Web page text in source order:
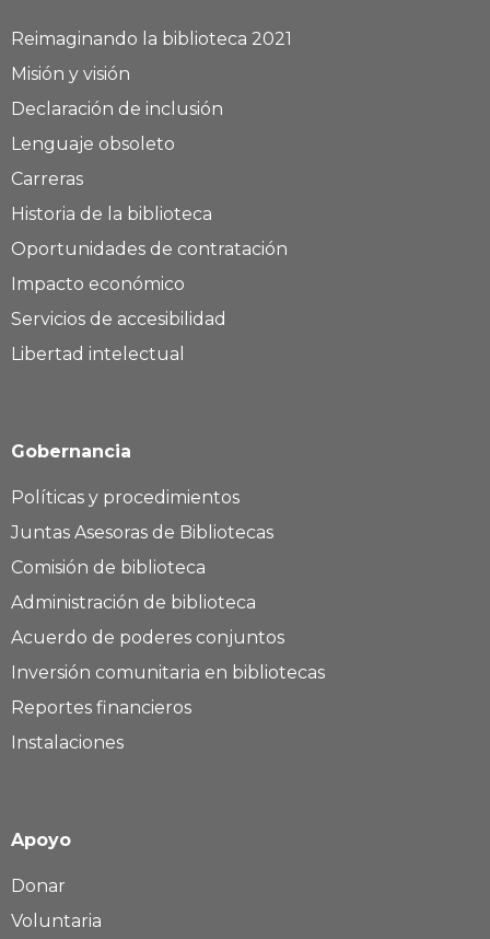
Reimaginando la biblioteca 2021
Misión y visión
Declaración de inclusión
Lenguaje obsoleto
Carreras
Historia de la biblioteca
Oportunidades de contratación
Impacto económico
Servicios de accesibilidad
Libertad intelectual
Gobernancia
Políticas y procedimientos
Juntas Asesoras de Bibliotecas
Comisión de biblioteca
Administración de biblioteca
Acuerdo de poderes conjuntos
Inversión comunitaria en bibliotecas
Reportes financieros
Instalaciones
Apoyo
Donar
Voluntaria